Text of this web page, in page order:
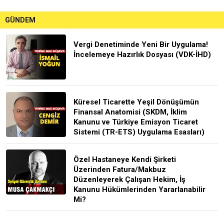
GÜNDEM
Vergi Denetiminde Yeni Bir Uygulama!
İncelemeye Hazırlık Dosyası (VDK-İHD)
Küresel Ticarette Yeşil Dönüşümün
Finansal Anatomisi (SKDM, İklim
Kanunu ve Türkiye Emisyon Ticaret
Sistemi (TR-ETS) Uygulama Esasları)
Özel Hastaneye Kendi Şirketi
Üzerinden Fatura/Makbuz
Düzenleyerek Çalışan Hekim, İş
Kanunu Hükümlerinden Yararlanabilir
Mi?